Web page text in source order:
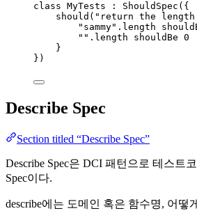
class MyTests : ShouldSpec({
should ( "return the
"sammy" .length
"" .length shouldBe 0
}
})
Describe Spec
Section titled “Describe Spec”
Describe Spec은 DCI 패턴으로 테스트
Spec이다.
describe에는 도메인 혹은 함수명, 어떻